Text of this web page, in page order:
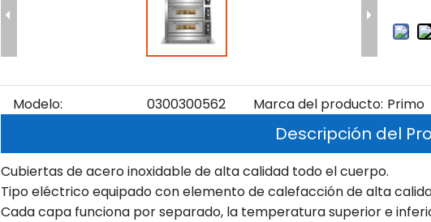
Modelo: 0300300562 Marca del producto: Primo
Descripción del
Cubiertas de acero inoxidable de alta calidad todo el cuerpo.
Tipo eléctrico equipado con elemento de calefacción de alta
Cada capa funciona por separado, la temperatura superior e